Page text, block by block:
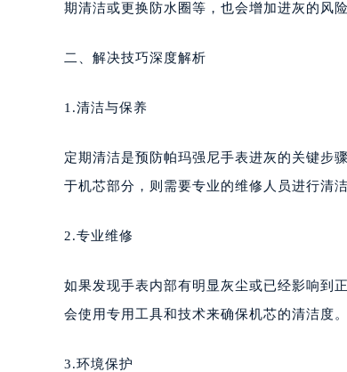
哈尔滨市道里区友谊西路
无锡市梁溪区人民中路139
南通市崇川区工农路57号圆
期清洁或更换防水圈等，也会增加进灰的风险
二、解决技巧深度解析
1.清洁与保养
定期清洁是预防帕玛强尼手表进灰的关键步
于机芯部分，则需要专业的维修人员进行清洁
2.专业维修
如果发现手表内部有明显灰尘或已经影响到
会使用专用工具和技术来确保机芯的清洁度。
3.环境保护